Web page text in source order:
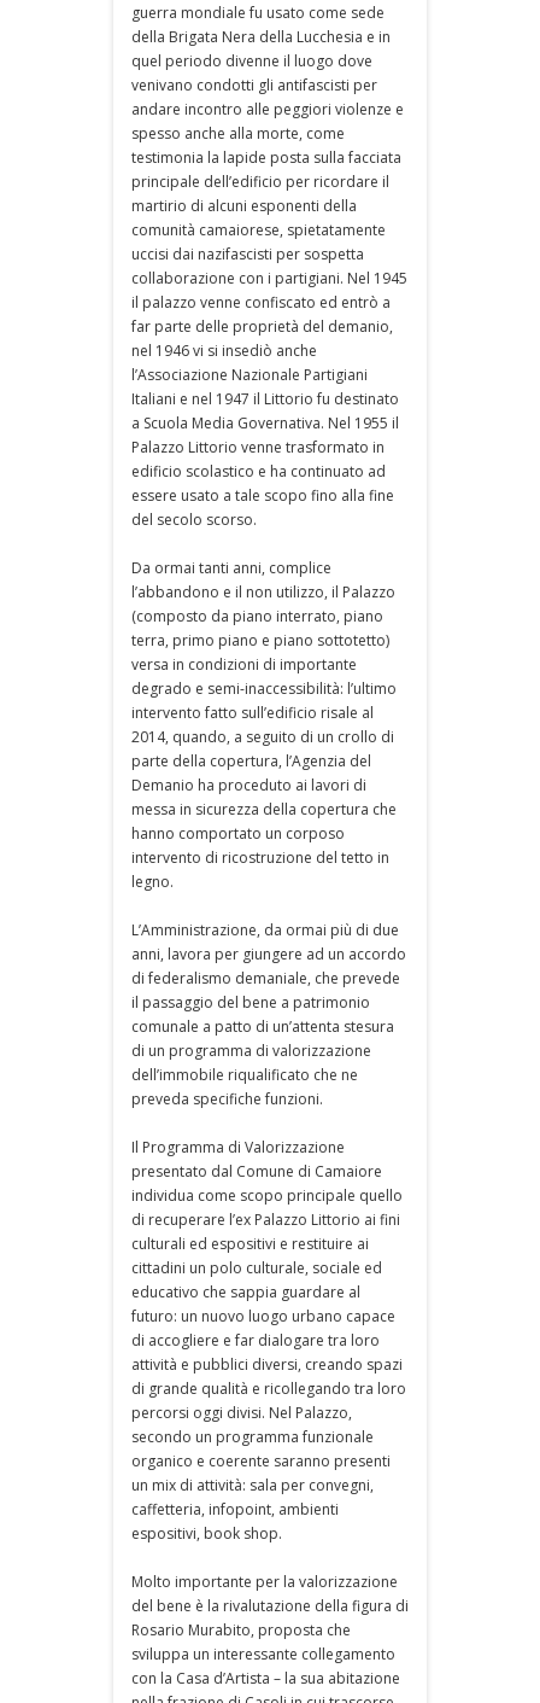
guerra mondiale fu usato come sede
della Brigata Nera della Lucchesia e in
quel periodo divenne il luogo dove
venivano condotti gli antifascisti per
andare incontro alle peggiori violenze e
spesso anche alla morte, come
testimonia la lapide posta sulla facciata
principale dell’edificio per ricordare il
martirio di alcuni esponenti della
comunità camaiorese, spietatamente
uccisi dai nazifascisti per sospetta
collaborazione con i partigiani. Nel 1945
il palazzo venne confiscato ed entrò a
far parte delle proprietà del demanio,
nel 1946 vi si insediò anche
l’Associazione Nazionale Partigiani
Italiani e nel 1947 il Littorio fu destinato
a Scuola Media Governativa. Nel 1955 il
Palazzo Littorio venne trasformato in
edificio scolastico e ha continuato ad
essere usato a tale scopo fino alla fine
del secolo scorso.
Da ormai tanti anni, complice
l’abbandono e il non utilizzo, il Palazzo
(composto da piano interrato, piano
terra, primo piano e piano sottotetto)
versa in condizioni di importante
degrado e semi-inaccessibilità: l’ultimo
intervento fatto sull’edificio risale al
2014, quando, a seguito di un crollo di
parte della copertura, l’Agenzia del
Demanio ha proceduto ai lavori di
messa in sicurezza della copertura che
hanno comportato un corposo
intervento di ricostruzione del tetto in
legno.
L’Amministrazione, da ormai più di due
anni, lavora per giungere ad un accordo
di federalismo demaniale, che prevede
il passaggio del bene a patrimonio
comunale a patto di un’attenta stesura
di un programma di valorizzazione
dell’immobile riqualificato che ne
preveda specifiche funzioni.
Il Programma di Valorizzazione
presentato dal Comune di Camaiore
individua come scopo principale quello
di recuperare l’ex Palazzo Littorio ai fini
culturali ed espositivi e restituire ai
cittadini un polo culturale, sociale ed
educativo che sappia guardare al
futuro: un nuovo luogo urbano capace
di accogliere e far dialogare tra loro
attività e pubblici diversi, creando spazi
di grande qualità e ricollegando tra loro
percorsi oggi divisi. Nel Palazzo,
secondo un programma funzionale
organico e coerente saranno presenti
un mix di attività: sala per convegni,
caffetteria, infopoint, ambienti
espositivi, book shop.
Molto importante per la valorizzazione
del bene è la rivalutazione della figura di
Rosario Murabito, proposta che
sviluppa un interessante collegamento
con la Casa d’Artista – la sua abitazione